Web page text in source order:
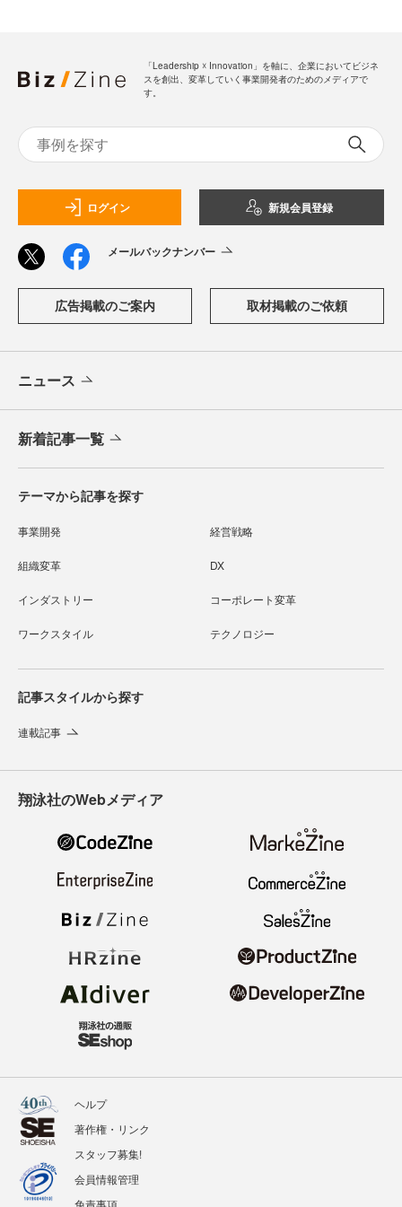
「Leadership ☓ Innovation」を軸に、企業においてビジネ
スを創出、変革していく事業開発者のためのメディアで
す。
ログイン 新規会員登録
メールバックナンバー
広告掲載のご案内 取材掲載のご依頼
ニュース
新着記事一覧
テーマから記事を探す
事業開発 経営戦略
組織変革 DX
インダストリー コーポレート変革
ワークスタイル テクノロジー
記事スタイルから探す
連載記事
翔泳社のWebメディア
ヘルプ
著作権・リンク
スタッフ募集!
会員情報管理
免責事項